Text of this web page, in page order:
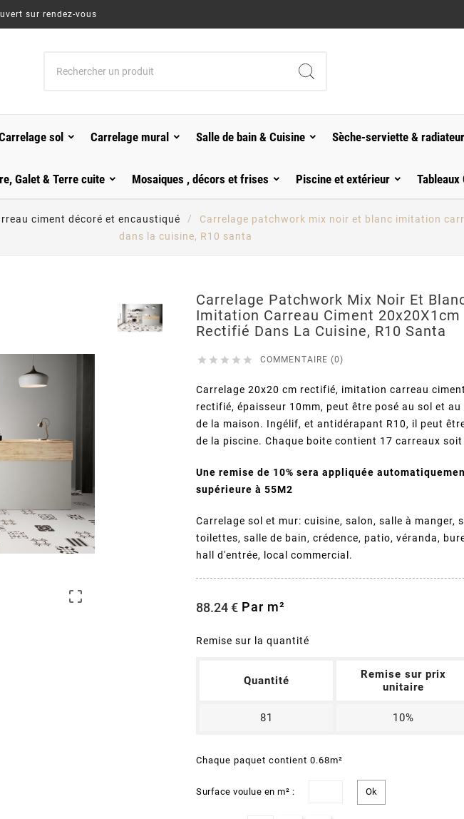
sur rendez-vous
sol Carrelage mural Salle de bain & Cuisine Sèche-serviette & radiateur
Galet & Terre cuite Mosaiques , décors et frises Piscine et extérieur Tableaux
ciment décoré et encaustiqué
Carrelage patchwork mix noir et blanc imitation
dans la cuisine, R10 santa

Carrelage Patchwork Mix Noir Et
Imitation Carreau Ciment 20x20X1cm
Rectifié Dans La Cuisine, R10 Santa
     COMMENTAIRE (0)
Carrelage 20x20 cm rectifié, imitation carreau
rectifié, épaisseur 10mm, peut être posé au sol et
de la maison. Ingélif, et antidérapant R10, il peut
de la piscine. Chaque boite contient 17 carreaux
Une remise de 10% sera appliquée
supérieure à 55M2
Carrelage sol et mur: cuisine, salon, salle à manger,
toilettes, salle de bain, crédence, patio, véranda,
hall d'entrée, local commercial.
88.24 € Par m²
Remise sur la quantité
Quantité
Remise sur prix
unitaire
81 10%
Chaque paquet contient 0.68m²
Surface voulue en m² :